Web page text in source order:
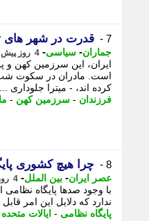
7 - قدرت در شهر های
جماران- سیاسی- 4 روز پیش - دوشنبه 12 مرداد 1405، 11:10
ایران، این سرزمین کهن و
است. مادران در سکوت شب،
کرده اند، - میترا جلوداری ...
فرزندان - سرزمین کهن -
8 - چرا هیچ کشوری
عصر ایران- بین الملل- 4 روز پیش - دوشنبه 12 مرداد 1405، 01:35
با وجود صدها پایگاه
ندارد که دلایل این امر
پایگاه نظامی - ایالات متحده